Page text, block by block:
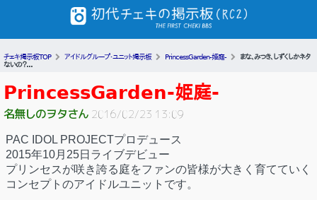
チェキ掲示板TOP アイドルグループ・ユニット掲示板 PrincessGarden-姫庭-
まな、みつき、しずくしかネタ
ないの？...
PrincessGarden-姫庭-
名無しのヲタさん 2016/02/23 13:09
PAC IDOL PROJECTプロデュース
2015年10月25日ライブデビュー
プリンセスが咲き誇る庭をファンの皆様が大きく育てていく
コンセプトのアイドルユニットです。